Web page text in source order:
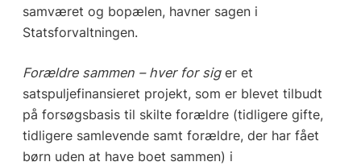
samværet og bopælen, havner sagen i
Statsforvaltningen.
Forældre sammen – hver for sig er et
satspuljefinansieret projekt, som er blevet tilbudt
på forsøgsbasis til skilte forældre (tidligere gifte,
tidligere samlevende samt forældre, der har fået
børn uden at have boet sammen) i